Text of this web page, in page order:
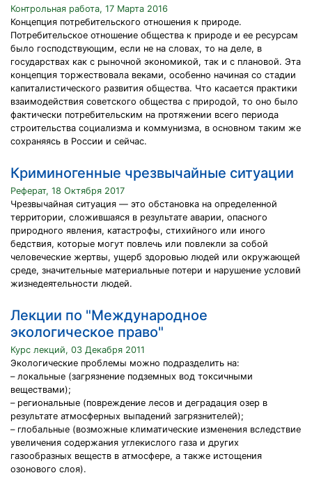
Контрольная работа, 17 Марта 2016
Концепция потребительского отношения к природе.
Потребительское отношение общества к природе и ее ресурсам
было господствующим, если не на словах, то на деле, в
государствах как с рыночной экономикой, так и с плановой. Эта
концепция торжествовала веками, особенно начиная со стадии
капиталистического развития общества. Что касается практики
взаимодействия советского общества с природой, то оно было
фактически потребительским на протяжении всего периода
строительства социализма и коммунизма, в основном таким же
сохраняясь в России и сейчас.
Криминогенные чрезвычайные ситуации
Реферат, 18 Октября 2017
Чрезвычайная ситуация — это обстановка на определенной
территории, сложившаяся в результате аварии, опасного
природного явления, катастрофы, стихийного или иного
бедствия, которые могут повлечь или повлекли за собой
человеческие жертвы, ущерб здоровью людей или окружающей
среде, значительные материальные потери и нарушение условий
жизнедеятельности людей.
Лекции по "Международное
экологическое право"
Курс лекций, 03 Декабря 2011
Экологические проблемы можно подразделить на:
– локальные (загрязнение подземных вод токсичными
веществами);
– региональные (повреждение лесов и деградация озер в
результате атмосферных выпадений загрязнителей);
– глобальные (возможные климатические изменения вследствие
увеличения содержания углекислого газа и других
газообразных веществ в атмосфере, а также истощения
озонового слоя).